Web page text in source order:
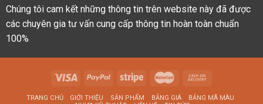
Chúng tôi cam kết những thông tin trên website này đã được
các chuyên gia tư vấn cung cấp thông tin hoàn toàn chuẩn
100%
TRANG CHỦ GIỚI THIỆU SẢN PHẨM BẢNG GIÁ
BẢNG MÃ MÀU